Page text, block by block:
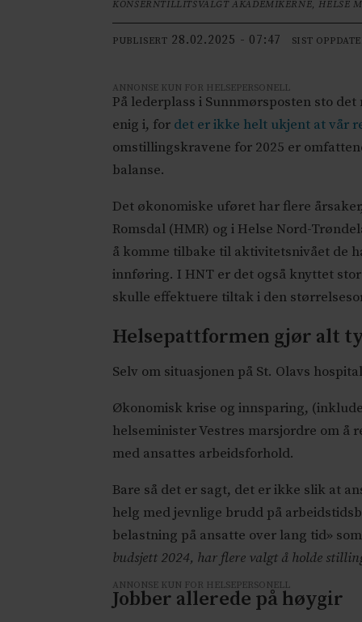
KONSERNTILLITSVALGT AKADEMIKERNE, HELSE
PUBLISERT 28.02.2025 - 07:47 SIST
ANNONSE KUN FOR HELSEPERSONELL
På lederplass i Sunnmørsposten sto
enig i, for det er ikke helt ukjent at vår
omstillingskravene for 2025 er
balanse.
Det økonomiske uføret har flere
Romsdal (HMR) og i Helse Nord-
å komme tilbake til aktivitetsnivået de
innføring. I HNT er det også knyttet
skulle effektuere tiltak i den
Helsepattformen gjør alt
Selv om situasjonen på St. Olavs
Økonomisk krise og innsparing,
helseminister Vestres marsjordre om
med ansattes arbeidsforhold.
Bare så det er sagt, det er ikke slik at
helg med jevnlige brudd på
belastning på ansatte over lang tid»
budsjett 2024, har flere valgt å holde
ANNONSE KUN FOR HELSEPERSONELL
Jobber allerede på høygir